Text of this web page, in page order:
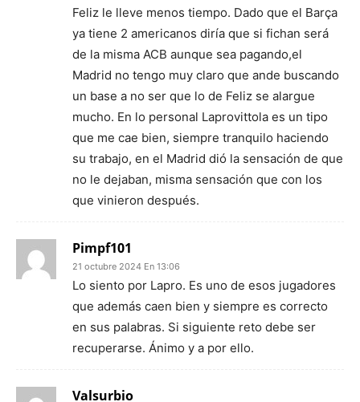
Feliz le lleve menos tiempo. Dado que el Barça
ya tiene 2 americanos diría que si fichan será
de la misma ACB aunque sea pagando,el
Madrid no tengo muy claro que ande buscando
un base a no ser que lo de Feliz se alargue
mucho. En lo personal Laprovittola es un tipo
que me cae bien, siempre tranquilo haciendo
su trabajo, en el Madrid dió la sensación de que
no le dejaban, misma sensación que con los
que vinieron después.
Pimpf101
21 octubre 2024 En 13:06
Lo siento por Lapro. Es uno de esos jugadores
que además caen bien y siempre es correcto
en sus palabras. Si siguiente reto debe ser
recuperarse. Ánimo y a por ello.
Valsurbio